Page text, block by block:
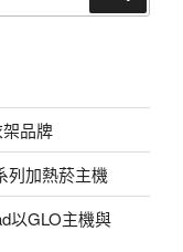
品牌
列加熱菸主機
以GLO主機與